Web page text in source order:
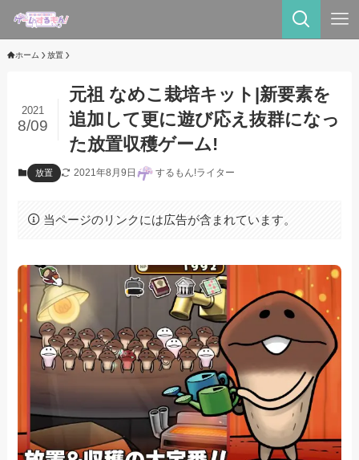
ホーム 放置
元祖 なめこ栽培キット|新要素を
追加して更に遊び応え抜群になっ
た放置収穫ゲーム!
2021
8/09
放置 2021年8月9日 するもん!ライター
当ページのリンクには広告が含まれています。